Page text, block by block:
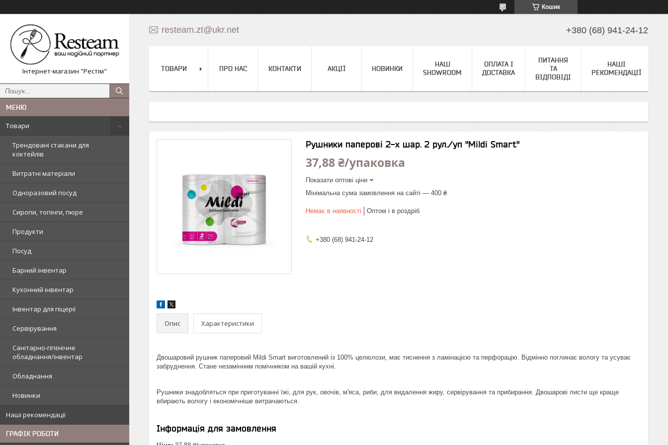
Кошик
Інтернет-магазин "Рестім"
Товари
Трендовані стакани для
коктейлів
Витратні матеріали
Одноразовий посуд
Сиропи, топінги, пюре
Продукти
Посуд
Барний інвентар
Кухонний інвентар
Інвентар для піцерії
Сервірування
Санітарно-гігієнічне
обладнання/інвентар
Обладнання
Новинки
Наші рекомендації
ГРАФІК РОБОТИ
resteam.zt@ukr.net +380 (68) 941-24-12
ТОВАРИ ПРО НАС КОНТАКТИ АКЦІЇ НОВИНКИ
НАШ
SHOWROOM
ОПЛАТА І
ДОСТАВКА
ПИТАННЯ
ТА
ВІДПОВІДІ
НАШІ
РЕКОМЕНДАЦІЇ
Рушники паперові 2-х шар. 2 рул./уп "Mildi Smart"
37,88 ₴/упаковка
Показати оптові ціни
Мінімальна сума замовлення на сайті — 400 ₴
Немає в наявності Оптом і в роздріб
+380 (68) 941-24-12
Опис Характеристики
Двошаровий рушник паперовий Mildi Smart виготовлений із 100% целюлози, має тиснення з ламінацією та перфорацію. Відмінно поглинає вологу та усуває
забруднення. Стане незамінним помічником на вашій кухні.
Рушники знадобляться при приготуванні їжі, для рук, овочів, м'яса, риби, для видалення жиру, сервірування та прибирання. Двошарові листи ще краще
вбирають вологу і економічніше витрачаються.
Інформація для замовлення